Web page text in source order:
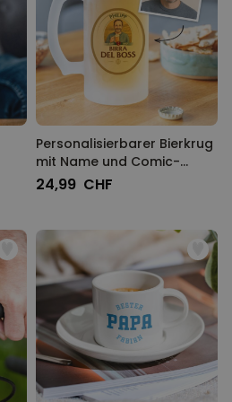
Personalisierbarer Bierkrug
mit Name und Comic-
Porträt
24,99 CHF